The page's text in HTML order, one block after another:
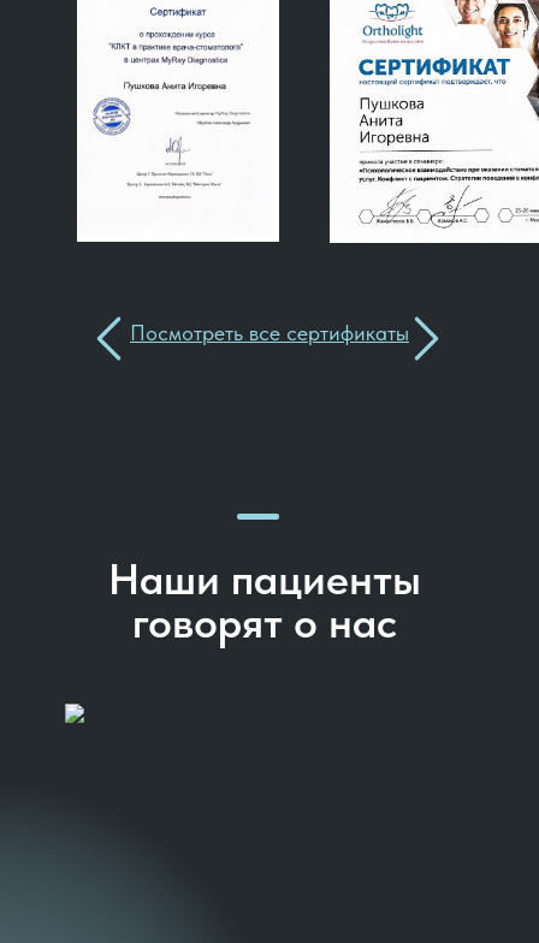
Посмотреть все сертификаты
Наши пациенты
говорят о нас